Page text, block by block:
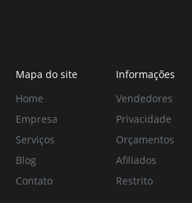
Mapa do site
Home
Empresa
Serviços
Blog
Contato
Informações
Vendedores
Privacidade
Orçamentos
Afiliados
Restrito